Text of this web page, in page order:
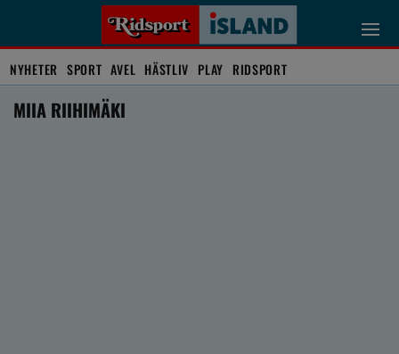
NYHETER SPORT AVEL HÄSTLIV PLAY RIDSPORT
MIIA RIIHIMÄKI